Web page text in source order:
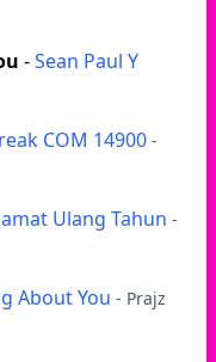
-Sean Paul Y
COM 14900 -
Ulang Tahun -
About You - Prajz